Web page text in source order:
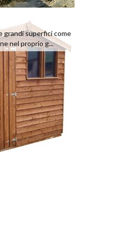
grandi superfici come
nel proprio g...